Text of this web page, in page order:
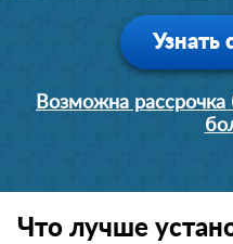
Узнать
Возможна
Что лучше